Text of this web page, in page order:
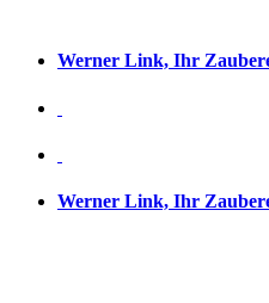
Werner Link, Ihr
Werner Link, Ihr